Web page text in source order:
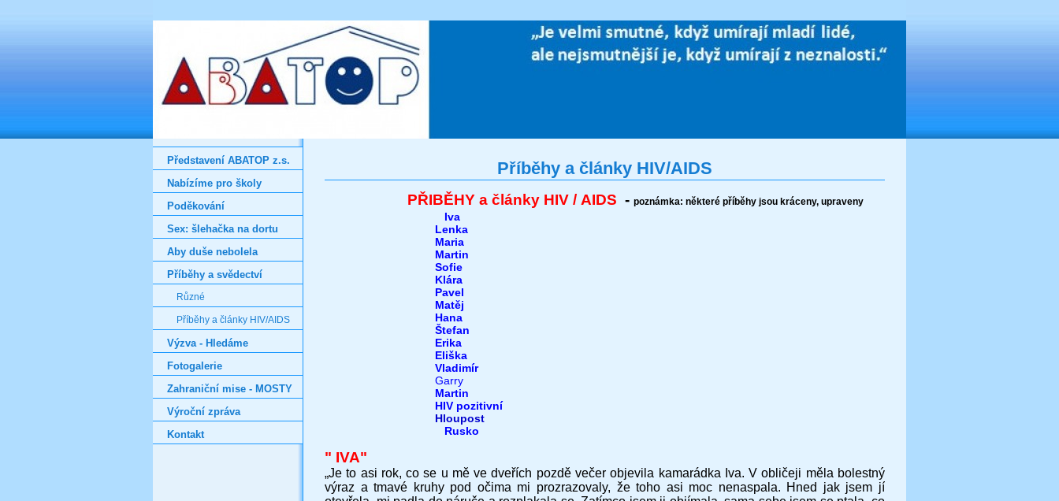
Příběhy a články HIV/AIDS
PŘIBĚHY a články HIV / AIDS - poznámka: některé příběhy jsou kráceny, upraveny
Iva
Lenka
Maria
Martin
Sofie
Klára
Pavel
Matěj
Hana
Štefan
Erika
Eliška
Vladimír
Garry
Martin
HIV pozitivní
Hloupost
Rusko
" IVA"
„Je to asi rok, co se u mě ve dveřích pozdě večer objevila kamarádka Iva. V obličeji měla bolestný
výraz a tmavé kruhy pod očima mi prozrazovaly, že toho asi moc nenaspala. Hned jak jsem jí
Představení ABATOP z.s.
Nabízíme pro školy
Poděkování
Sex: šlehačka na dortu
Aby duše nebolela
Příběhy a svědectví
Různé
Příběhy a články HIV/AIDS
Výzva - Hledáme
Fotogalerie
Zahraniční mise - MOSTY
Výroční zpráva
Kontakt